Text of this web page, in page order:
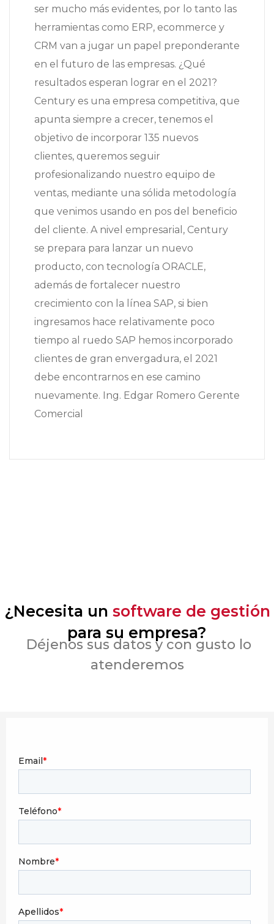
ser mucho más evidentes, por lo tanto las
herramientas como ERP, ecommerce y
CRM van a jugar un papel preponderante
en el futuro de las empresas. ¿Qué
resultados esperan lograr en el 2021?
Century es una empresa competitiva, que
apunta siempre a crecer, tenemos el
objetivo de incorporar 135 nuevos
clientes, queremos seguir
profesionalizando nuestro equipo de
ventas, mediante una sólida metodología
que venimos usando en pos del beneficio
del cliente. A nivel empresarial, Century
se prepara para lanzar un nuevo
producto, con tecnología ORACLE,
además de fortalecer nuestro
crecimiento con la línea SAP, si bien
ingresamos hace relativamente poco
tiempo al ruedo SAP hemos incorporado
clientes de gran envergadura, el 2021
debe encontrarnos en ese camino
nuevamente. Ing. Edgar Romero Gerente
Comercial
¿Necesita un software de gestión
para su empresa?
Déjenos sus datos y con gusto lo
atenderemos